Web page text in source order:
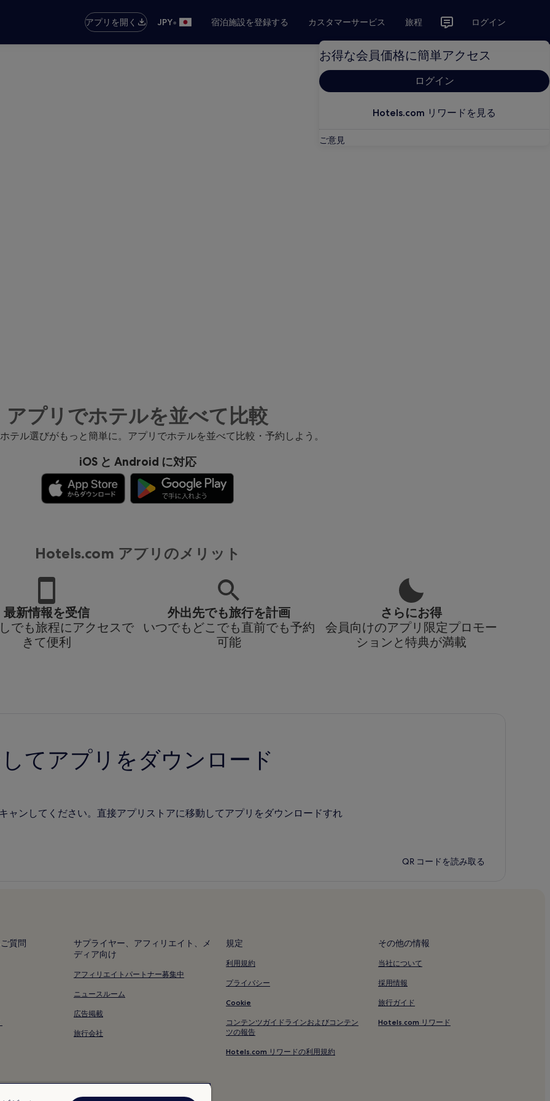
アプリを開く JPY• 宿泊施設を登録する カスタマーサービス 旅程 ログイン
お得な会員価格に簡単アクセス
ログイン
Hotels.com リワードを見る
ご意見
アプリでホテルを並べて比較
テル選びがもっと簡単に。アプリでホテルを並べて比較・予約しよう。
iOS と Android に対応
Hotels.com アプリのメリット
最新情報を受信
でも旅程にアクセスで
きて便利
外出先でも旅行を計画
いつでもどこでも直前でも予約
可能
さらにお得
会員向けのアプリ限定プロモー
ションと特典が満載
てアプリをダウンロード
ャンしてください。直接アプリストアに移動してアプリをダウンロードすれ
QR コードを読み取る
質問
サプライヤー、アフィリエイト、メ
ディア向け
アフィリエイトパートナー募集中
ニュースルーム
広告掲載
旅行会社
規定
利用規約
プライバシー
Cookie
コンテンツガイドラインおよびコンテン
ツの報告
Hotels.com リワードの利用規約
その他の情報
当社について
採用情報
旅行ガイド
Hotels.com リワード